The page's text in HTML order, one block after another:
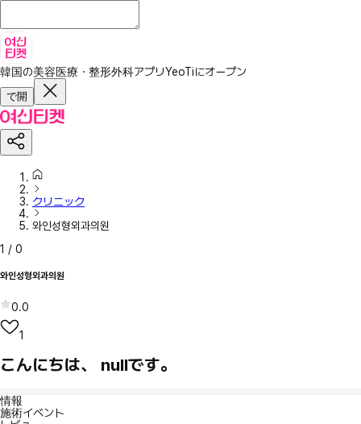
韓国の美容医療・整形外科アプリYeoTiにオープン
で開
クリニック
와인성형외과의원
1 / 0
와인성형외과의원
0.0
1
こんにちは、 nullです。
情報
施術イベント